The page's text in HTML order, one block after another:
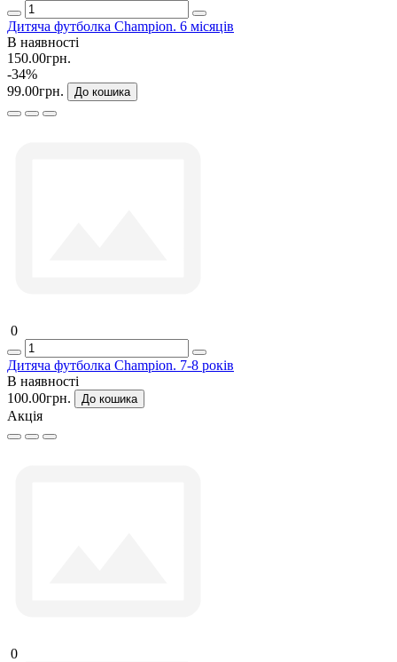
Дитяча футболка Champion. 6 місяців
В наявності
150.00грн.
-34%
99.00грн.
До кошика
0
Дитяча футболка Champion. 7-8 років
В наявності
100.00грн.
До кошика
Акція
0